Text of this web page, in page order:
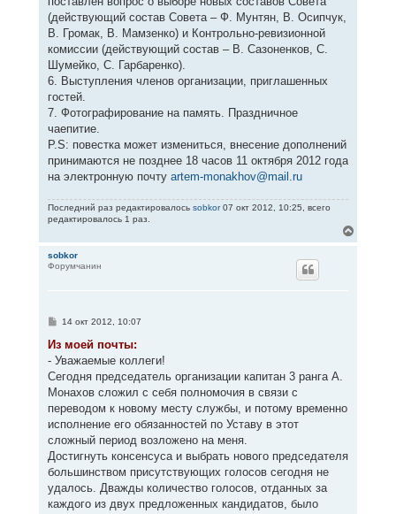
(действующий состав Совета – Ф. Мунтян, В. Осипчук,
В. Громак, В. Мамзенко) и Контрольно-ревизионной
комиссии (действующий состав – В. Сазоненков, С.
Шумейко, С. Гарбаренко).
6. Выступления членов организации, приглашенных
гостей.
7. Фотографирование на память. Праздничное
чаепитие.
P.S: повестка может измениться, внесение дополнений
принимаются не позднее 18 часов 11 октября 2012 года
на электронную почту artem-monakhov@mail.ru
Последний раз редактировалось sobkor07 окт 2012, 10:25, всего
редактировалось 1 раз.
е
sobkor
Форумчанин
С
о
щ
е
и
е
14 окт 2012, 10:07
Из моей почты:
- Уважаемые коллеги!
Сегодня председатель организации капитан 3 ранга А.
Монахов сложил с себя полномочия в связи с
переводом к новому месту службы, и потому временно
исполнение его обязанностей по Уставу в этот
сложный период возложено на меня.
Достигнуть консенсуса и выбрать нового председателя
большинством присутствующих голосов сегодня не
удалось. Дважды количество голосов, отданных за
каждого из двух предложенных кандидатов, было